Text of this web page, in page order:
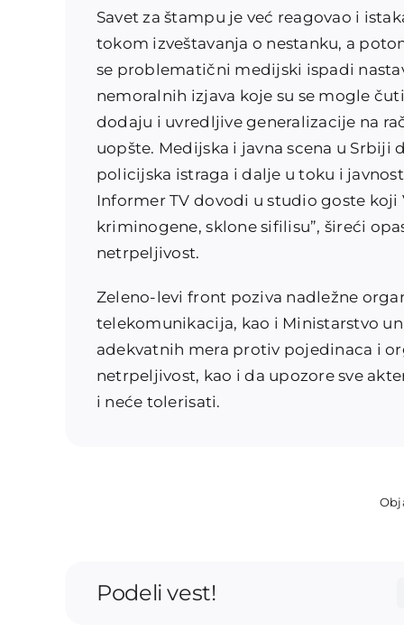
Savet za štampu je već reagovao i
tokom izveštavanja o nestanku, a
se problematični medijski ispadi
nemoralnih izjava koje su se mogle
dodaju i uvredljive generalizacije na
uopšte. Medijska i javna scena u
policijska istraga i dalje u toku i
Informer TV dovodi u studio goste
kriminogene, sklone sifilisu”, šireći
netrpeljivost.
Zeleno-levi front poziva nadležne
telekomunikacija, kao i Ministarstvo
adekvatnih mera protiv pojedinaca i
netrpeljivost, kao i da upozore sve
i neće tolerisati.
Podeli vest!